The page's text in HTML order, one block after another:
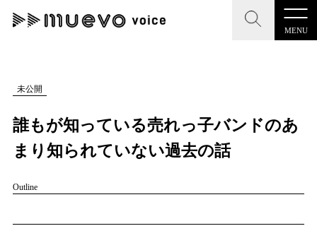
MENU
CLOSE
記事を検索する
人気ワード
#男性SSW #ポップス #女性SSW #ロック
CLOSE
"読者の声を形にする”音楽特化メディア
MENU
未公開
誰もが知っている売れっ子バンドのあ
まり知られていない過去の話
Outline